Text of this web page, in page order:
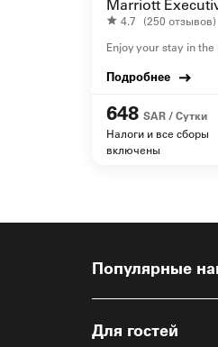
Marriott
4.7
(250 отзывов)
Enjoy your stay in
Подробнее
648 SAR / Сутки
Налоги и все сборы
включены
Популярные
Для гостей